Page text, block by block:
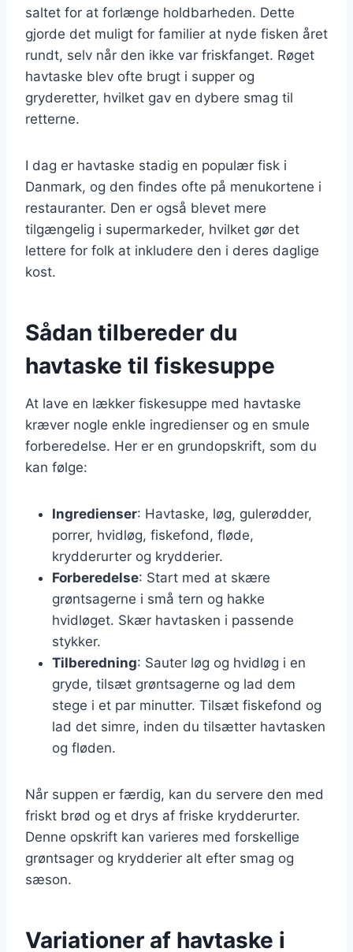
saltet for at forlænge holdbarheden. Dette
gjorde det muligt for familier at nyde fisken året
rundt, selv når den ikke var friskfanget. Røget
havtaske blev ofte brugt i supper og
gryderetter, hvilket gav en dybere smag til
retterne.
I dag er havtaske stadig en populær fisk i
Danmark, og den findes ofte på menukortene i
restauranter. Den er også blevet mere
tilgængelig i supermarkeder, hvilket gør det
lettere for folk at inkludere den i deres daglige
kost.
Sådan tilbereder du
havtaske til fiskesuppe
At lave en lækker fiskesuppe med havtaske
kræver nogle enkle ingredienser og en smule
forberedelse. Her er en grundopskrift, som du
kan følge:
Ingredienser: Havtaske, løg, gulerødder,
porrer, hvidløg, fiskefond, fløde,
krydderurter og krydderier.
Forberedelse: Start med at skære
grøntsagerne i små tern og hakke
hvidløget. Skær havtasken i passende
stykker.
Tilberedning: Sauter løg og hvidløg i en
gryde, tilsæt grøntsagerne og lad dem
stege i et par minutter. Tilsæt fiskefond og
lad det simre, inden du tilsætter havtasken
og fløden.
Når suppen er færdig, kan du servere den med
friskt brød og et drys af friske krydderurter.
Denne opskrift kan varieres med forskellige
grøntsager og krydderier alt efter smag og
sæson.
Variationer af havtaske i